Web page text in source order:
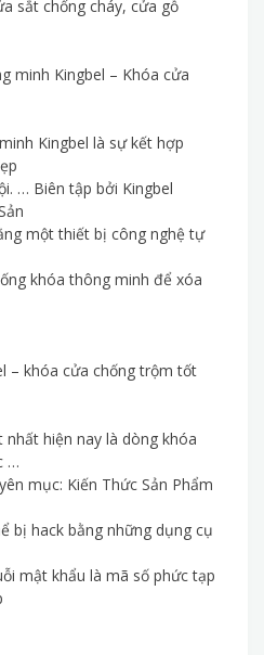
sắt chống cháy, cửa gỗ
minh Kingbel – Khóa cửa
Kingbel là sự kết hợp
… Biên tập bởi Kingbel
một thiết bị công nghệ tự
khóa thông minh để xóa
– khóa cửa chống trộm tốt
hiện nay là dòng khóa
…
mục: Kiến Thức Sản Phẩm
bị hack bằng những dụng cụ
mật khẩu là mã số phức tạp